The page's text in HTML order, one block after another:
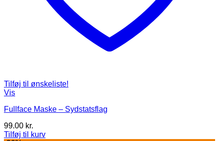
Tilføj til ønskeliste!
Vis
Fullface Maske – Sydstatsflag
99.00 kr.
Tilføj til kurv